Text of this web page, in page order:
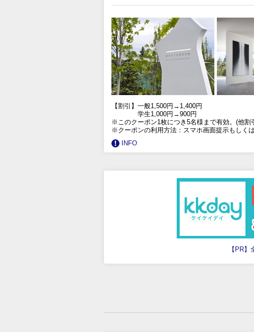
【割引】一般1,500円→1,400円
学生1,000円→900円
※このクーポン1枚につき5名様まで有効。(他割
※クーポンの利用方法：スマホ画面提示もしく
INFO
【PR